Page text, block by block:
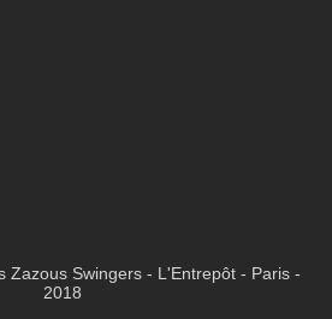
Zazous Swingers - L'Entrepôt - Paris -
2018